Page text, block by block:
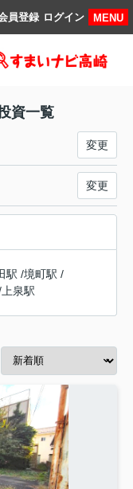
MENU
ログイン
員登録
資一覧
変更
変更
駅 /境町駅 /
上泉駅